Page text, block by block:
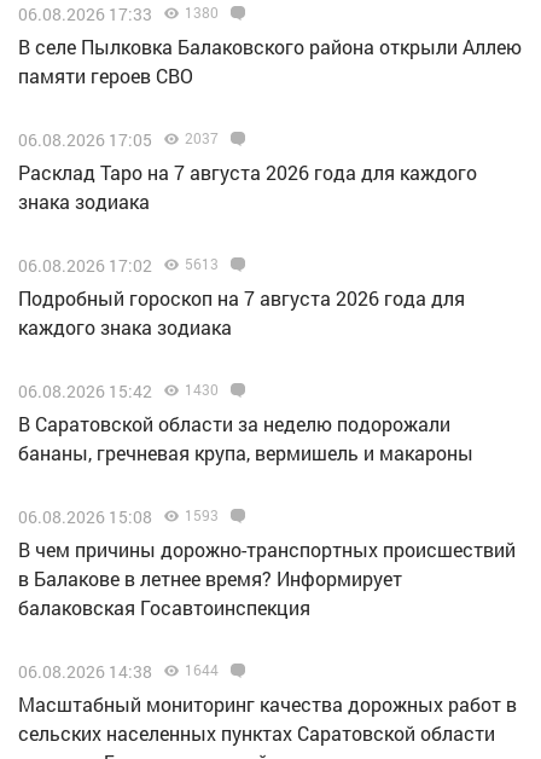
06.08.2026 17:33 1380
В селе Пылковка Балаковского района открыли Аллею
памяти героев СВО
06.08.2026 17:05 2037
Расклад Таро на 7 августа 2026 года для каждого
знака зодиака
06.08.2026 17:02 5613
Подробный гороскоп на 7 августа 2026 года для
каждого знака зодиака
06.08.2026 15:42 1430
В Саратовской области за неделю подорожали
бананы, гречневая крупа, вермишель и макароны
06.08.2026 15:08 1593
В чем причины дорожно-транспортных происшествий
в Балакове в летнее время? Информирует
балаковская Госавтоинспекция
06.08.2026 14:38 1644
Масштабный мониторинг качества дорожных работ в
сельских населенных пунктах Саратовской области